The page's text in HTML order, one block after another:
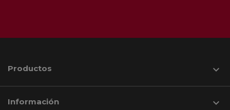
Productos 
Información 